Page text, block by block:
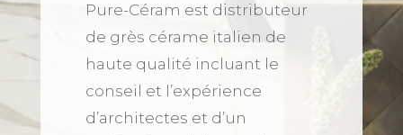
Pure-Céram est distributeur
de grès cérame italien de
haute qualité incluant le
conseil et l’expérience
d’architectes et d’un